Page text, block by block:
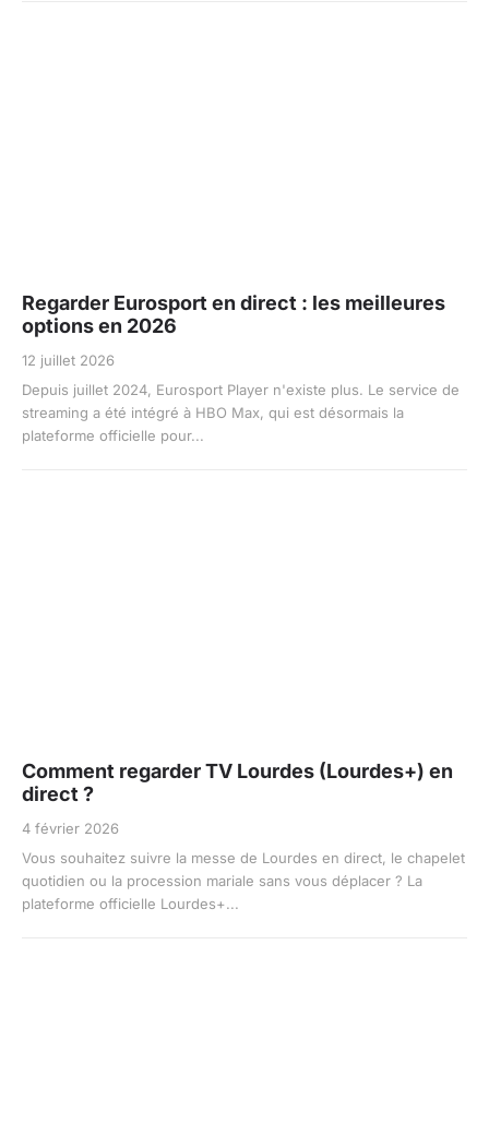
Regarder Eurosport en direct : les meilleures
options en 2026
12 juillet 2026
Depuis juillet 2024, Eurosport Player n'existe plus. Le service de
streaming a été intégré à HBO Max, qui est désormais la
plateforme officielle pour...
Comment regarder TV Lourdes (Lourdes+) en
direct ?
4 février 2026
Vous souhaitez suivre la messe de Lourdes en direct, le chapelet
quotidien ou la procession mariale sans vous déplacer ? La
plateforme officielle Lourdes+...